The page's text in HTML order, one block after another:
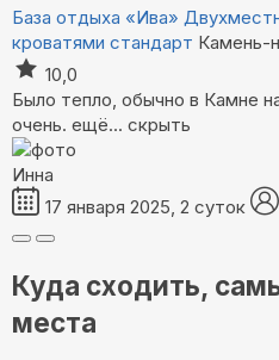
База отдыха «Ива»
кроватями стандарт Камень-
10,0
Было тепло, обычно в Камне
очень. ещё... скрыть
Инна
17 января 2025, 2 суток
Куда сходить,
места